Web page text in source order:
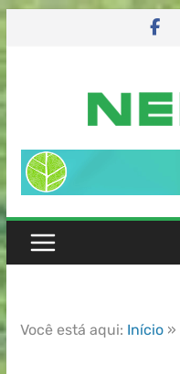
Você está aqui: Início»